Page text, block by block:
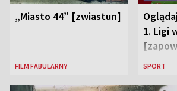
„Miasto 44” [zwiastun]
FILM FABULARNY
1. Ligi
SPORT